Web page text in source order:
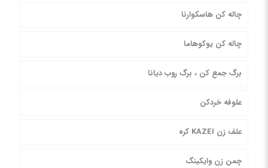
چاله کن هاسکوارنا
چاله کن یوکوهاما
برگ جمع کن ، برگ روب دیانا
علوفه خردکن
علف زن KAZEI کره
چمن زن وایکینگ